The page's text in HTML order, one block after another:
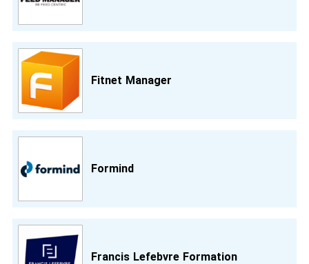
Fitnet Manager
Formind
Francis Lefebvre Formation